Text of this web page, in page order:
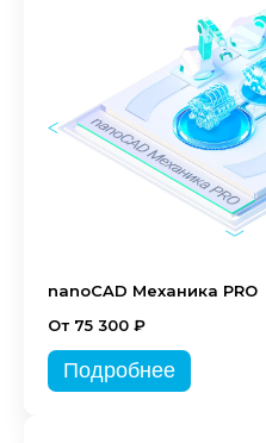
nanoCAD Механика PRO
От 75 300 ₽
Подробнее